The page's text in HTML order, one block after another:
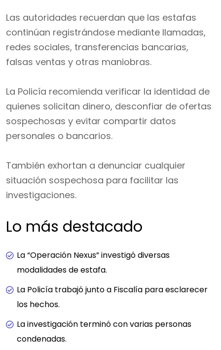
Las autoridades recuerdan que las estafas
continúan registrándose mediante llamadas,
redes sociales, transferencias bancarias,
falsas ventas y otras maniobras.
La Policía recomienda verificar la identidad de
quienes solicitan dinero, desconfiar de ofertas
sospechosas y evitar compartir datos
personales o bancarios.
También exhortan a denunciar cualquier
situación sospechosa para facilitar las
investigaciones.
Lo más destacado
La “Operación Nexus” investigó diversas
modalidades de estafa.
La Policía trabajó junto a Fiscalía para esclarecer
los hechos.
La investigación terminó con varias personas
condenadas.